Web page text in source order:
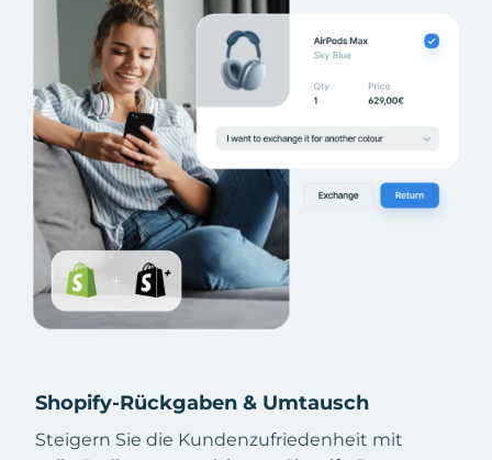
Shopify-Rückgaben & Umtausch
Steigern Sie die Kundenzufriedenheit mit